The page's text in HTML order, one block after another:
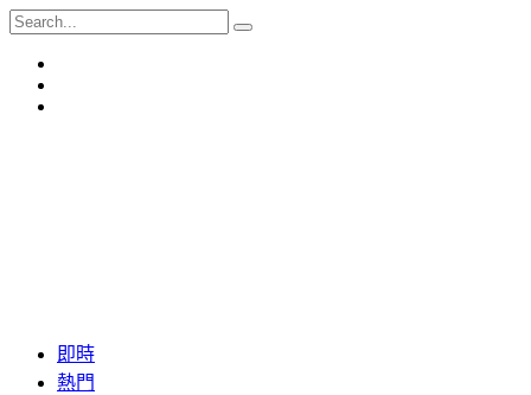
即時
熱門